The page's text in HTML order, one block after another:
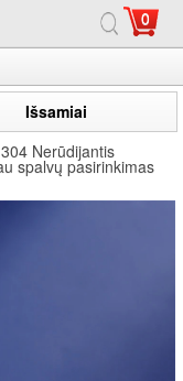
0
Išsamiai
Nerūdijantis
spalvų pasirinkimas